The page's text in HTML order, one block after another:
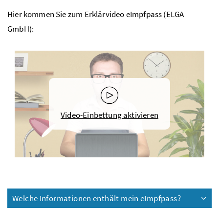
Hier kommen Sie zum Erklärvideo eImpfpass (ELGA
GmbH):
Video-Einbettung aktivieren
Welche Informationen enthält mein eImpfpass?